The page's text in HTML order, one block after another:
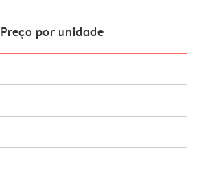
Preço por unidade